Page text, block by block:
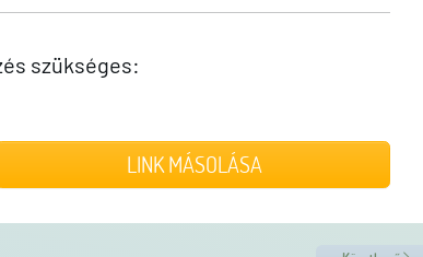
szükséges:
LINK MÁSOLÁSA